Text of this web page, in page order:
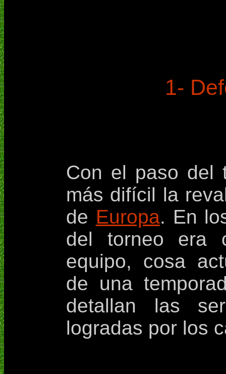
1-
Con el paso del
más difícil la
de Europa. En
del torneo era
equipo, cosa
de una
detallan las
logradas por los